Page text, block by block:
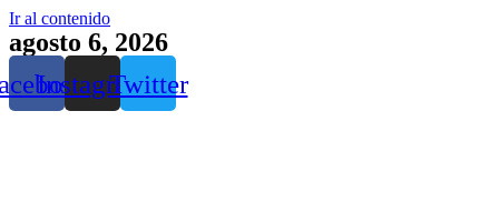
Ir al contenido
agosto 6, 2026
InstagramTwitter